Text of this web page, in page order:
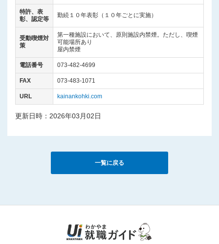
特許、表
彰、認定等
勤続１０年表彰（１０年ごとに実施）
受動喫煙対
策
第一種施設において、原則施設内禁煙。ただし、喫煙
可能場所あり
屋内禁煙
電話番号 073-482-4699
FAX 073-483-1071
URL kainankohki.com
更新日時：2026年03月02日
一覧に戻る